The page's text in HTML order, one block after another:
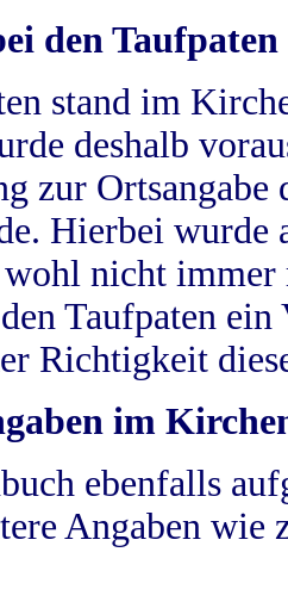
den Taufpaten
stand im
deshalb
zur
Hierbei wurde
nicht
Taufpaten
Richtigkeit
im
ebenfalls
Angaben wie